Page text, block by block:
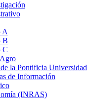
A
B
C
la Pontificia
de Información
(INRAS)